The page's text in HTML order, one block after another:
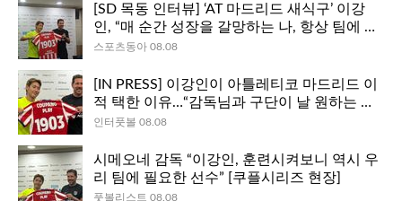
[SD 목동 인터뷰] ‘AT 마드리드 새식구’ 이강
인, “매 순간 성장을 갈망하는 나, 항상 팀에 보
탬이 되길”…120% 헌신과 우승 도전 약속
스포츠동아 08.08
[IN PRESS] 이강인이 아틀레티코 마드리드 이
적 택한 이유…“감독님과 구단이 날 원하는 마
음 느껴졌어”
인터풋볼 08.08
시메오네 감독 “이강인, 훈련시켜보니 역시 우
리 팀에 필요한 선수” [쿠플시리즈 현장]
풋볼리스트 08.08